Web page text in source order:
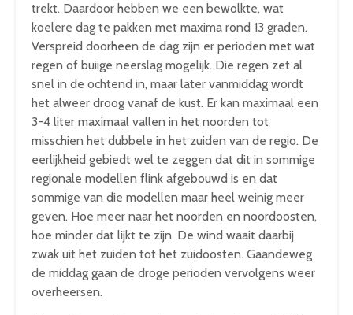
trekt. Daardoor hebben we een bewolkte, wat
koelere dag te pakken met maxima rond 13 graden.
Verspreid doorheen de dag zijn er perioden met wat
regen of buiige neerslag mogelijk. Die regen zet al
snel in de ochtend in, maar later vanmiddag wordt
het alweer droog vanaf de kust. Er kan maximaal een
3-4 liter maximaal vallen in het noorden tot
misschien het dubbele in het zuiden van de regio. De
eerlijkheid gebiedt wel te zeggen dat dit in sommige
regionale modellen flink afgebouwd is en dat
sommige van die modellen maar heel weinig meer
geven. Hoe meer naar het noorden en noordoosten,
hoe minder dat lijkt te zijn. De wind waait daarbij
zwak uit het zuiden tot het zuidoosten. Gaandeweg
de middag gaan de droge perioden vervolgens weer
overheersen.